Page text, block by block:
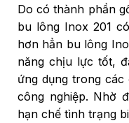
Do có thành phần
bu lông Inox 201
hơn hẳn bu lông
năng chịu lực tốt,
ứng dụng trong
công nghiệp. Nhờ
hạn chế tình trạng